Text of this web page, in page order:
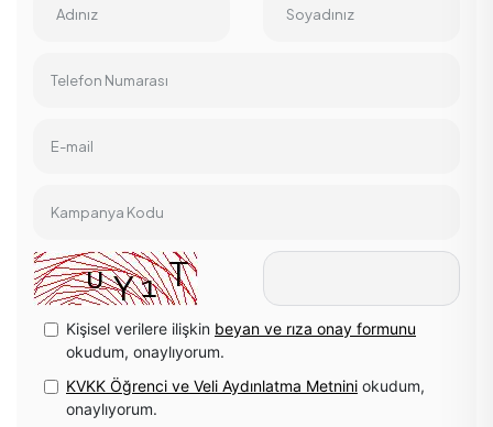
Adınız Soyadınız
Telefon Numarası
E-mail
Kampanya Kodu
Kişisel verilere ilişkin beyan ve rıza onay formunu
okudum, onaylıyorum.
KVKK Öğrenci ve Veli Aydınlatma Metnini okudum,
onaylıyorum.